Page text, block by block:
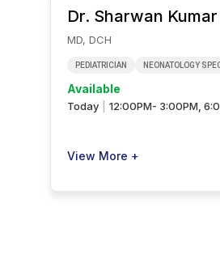
Dr. Sharwan Kumar
MD, DCH
PEDIATRICIAN NEONATOLOGY
Available
Today 12:00PM- 3:00PM,
View More +